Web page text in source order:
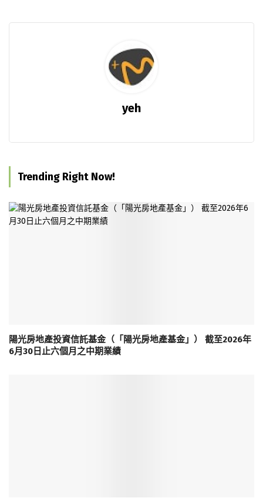
yeh
Trending Right Now!
陽光房地產投資信託基金（「陽光房地產基金」） 截至2026年
6月30日止六個月之中期業績